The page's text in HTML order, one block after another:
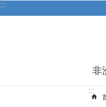
跳到主要內容區塊
:::
非
:::